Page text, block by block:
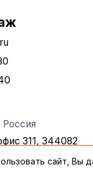
311, 344082
сайт, Вы